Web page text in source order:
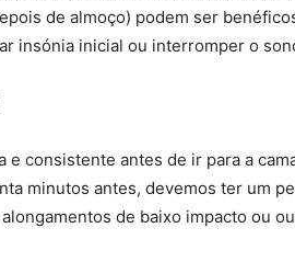
de almoço) podem ser
insónia inicial ou interromper o
e consistente antes de ir para a
minutos antes, devemos ter um
de baixo impacto ou